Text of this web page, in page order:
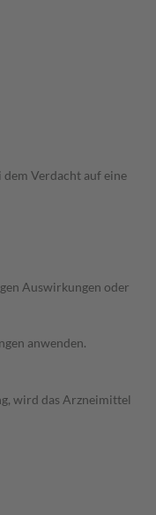
dem Verdacht auf eine
Auswirkungen oder
anwenden.
wird das Arzneimittel